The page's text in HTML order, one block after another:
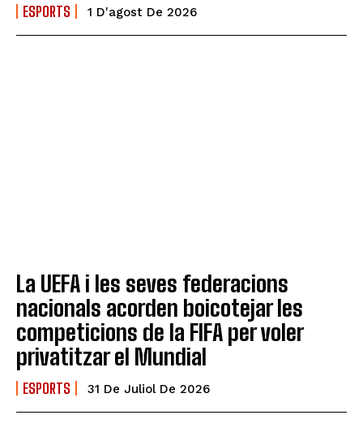
ESPORTS 1 D'agost De 2026
La UEFA i les seves federacions
nacionals acorden boicotejar les
competicions de la FIFA per voler
privatitzar el Mundial
ESPORTS 31 De Juliol De 2026